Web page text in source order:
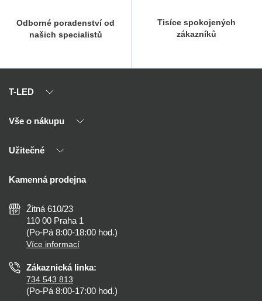
Odborné poradenství od
našich specialistů
Tisíce spokojených
zákazníků
T-LED
O nás
Kontakty
Vše o nákupu
Výhody T-LED
Montáž
Nejčastější dotazy
Než koupíte
Osvětlení dle místnosti
Užitečné
Reklamace a vrácení
Zásady ochrany soukromí
Nastavení cookies
Prohlášení o přístupnosti
Kamenná prodejna
Žitná 610/23
110 00 Praha 1
(Po-Pá 8:00-18:00 hod.)
Více informací
Zákaznická linka:
734 543 813
(Po-Pá 8:00-17:00 hod.)